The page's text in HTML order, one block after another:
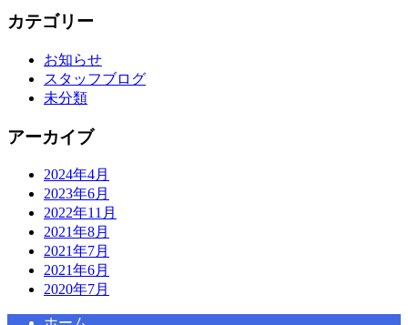
カテゴリー
お知らせ
スタッフブログ
未分類
アーカイブ
2024年4月
2023年6月
2022年11月
2021年8月
2021年7月
2021年6月
2020年7月